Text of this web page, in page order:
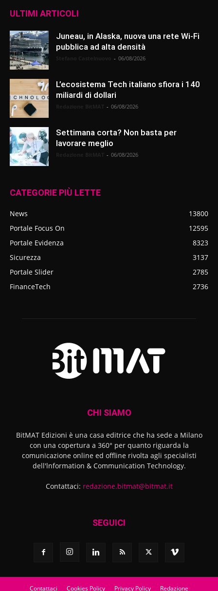
ULTIMI ARTICOLI
Juneau, in Alaska, nuova una rete Wi-Fi
pubblica ad alta densità
- 06/08/2026
L’ecosistema Tech italiano sfiora i 140
miliardi di dollari
- 06/08/2026
Settimana corta? Non basta per
lavorare meglio
- 06/08/2026
CATEGORIE PIÙ LETTE
News
13800
Portale Focus On
12595
Portale Evidenza
8323
Sicurezza
3137
Portale Slider
2785
FinanceTech
2736
CHI SIAMO
BitMAT Edizioni è una casa editrice che ha sede a Milano
con una copertura a 360° per quanto riguarda la
comunicazione online ed offline rivolta agli specialisti
dell'lnformation & Communication Technology.
Contattaci: redazione.bitmat@bitmat.it
SEGUICI
Contattaci Cookies Policy Privacy Policy Redazione